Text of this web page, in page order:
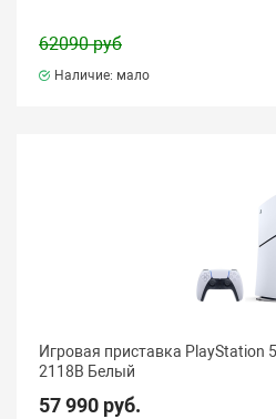
62090 руб
Наличие: мало
Игровая приставка PlayStation
2118B Белый
57 990 руб.